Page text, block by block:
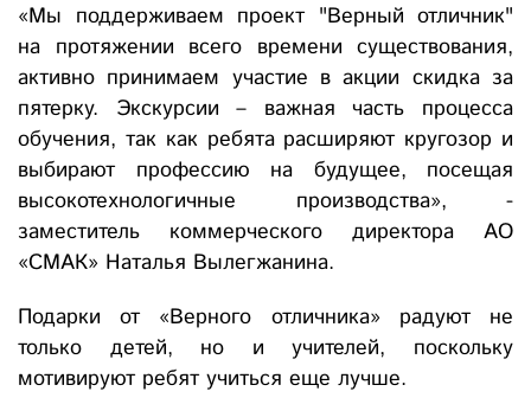
«Мы поддерживаем проект "Верный отличник"
на протяжении всего времени существования,
активно принимаем участие в акции скидка за
пятерку. Экскурсии – важная часть процесса
обучения, так как ребята расширяют кругозор и
выбирают профессию на будущее, посещая
высокотехнологичные производства», -
заместитель коммерческого директора АО
«СМАК» Наталья Вылегжанина.
Подарки от «Верного отличника» радуют не
только детей, но и учителей, поскольку
мотивируют ребят учиться еще лучше.